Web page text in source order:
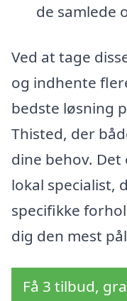
de samlede
Ved at tage
og indhente
bedste løsning
Thisted, der
dine behov.
lokal specialist,
specifikke
dig den mest
Få 3 tilbud,